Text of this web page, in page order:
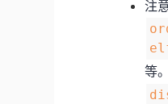
注
等